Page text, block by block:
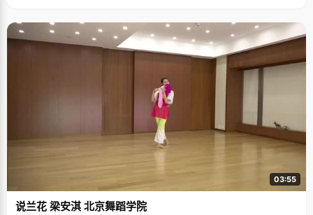
一，语文老师说："当你放弃拿状元的那一天，你就一定能拿状元，"于是，
刘涵抱着不带任何功利的心态去面对学习和考试，于是，高考的时候，她如
愿的拿了第一，"非常幸运，在不同的时期，有不同的老师为我领跑"。
刘涵在学习上也不是一直都阳光灿烂的，高考的第一次省统测，刘涵没考
好，从第一的位置上掉了下来，当时她感觉很痛苦，几乎对自己失去了信
心，毕竟那是检验高考能力的第一战。余秋雨说过："我们应该感谢苦难，是
苦难教会了我们成长。"正是这次考试教会了刘涵失败的感觉，懂得在失败的
时候怎样去调节，"学习的过程是一个翻山越岭的过程，你现在状态很好，处
于山峰，那你要做好下坡的准备。当你处于山腰的时候，我们就要努力的爬
体质非常不好，爸爸说"身体是练出来的"，于是将小刘涵扔进了家附近的水
库，于是刘涵学会了游泳。小学的时候，刘涵体育从来都考不及格，爸爸就
说，"你去跳绳吧，"于是在几万次单调乏味的绳子撞击地面的声响中，刘涵
的体育成绩越来越好。初中的时候，刘涵凭借高挑的身材入选学校篮球队，
一路打拼到队长的位置。"在这个团队中，每个人要发挥自己能力，也要尊重
我跟战友们一起学习一起交流，形成了一个很强的队伍，携手走过高三岁
03:55
说兰花 梁安淇 北京舞蹈学院